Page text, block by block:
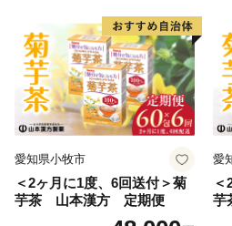
愛知県小牧市
＜2ヶ月に1度、6回送付＞菊
芋茶 山本漢方 定期便
愛
＜
芋